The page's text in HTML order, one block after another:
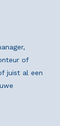
of
juist al een